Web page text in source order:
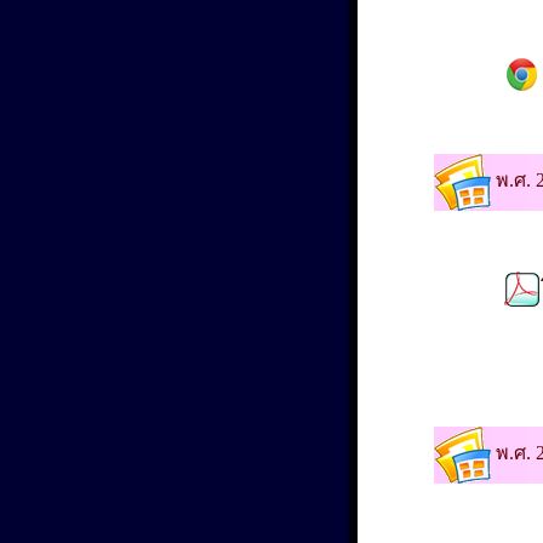
พ.ศ.
พ.ศ.